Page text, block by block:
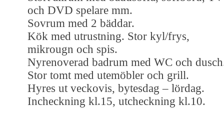
och DVD spelare mm.
Sovrum med 2 bäddar.
Kök med utrustning. Stor kyl/frys,
mikrougn och spis.
Nyrenoverad badrum med WC och
Stor tomt med utemöbler och grill.
Hyres ut veckovis, bytesdag – lördag.
Incheckning kl.15, utcheckning kl.10.